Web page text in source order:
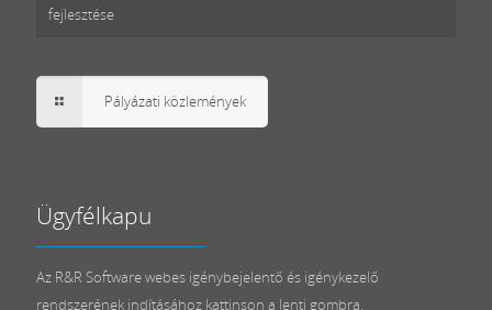
fejlesztése
Pályázati közlemények
Ügyfélkapu
Az R&R Software webes igénybejelentő és igénykezelő
rendszerének indításához kattinson a lenti gombra.